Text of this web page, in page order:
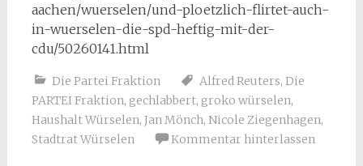
aachen/wuerselen/und-ploetzlich-flirtet-auch-
in-wuerselen-die-spd-heftig-mit-der-
cdu/50260141.html
Die Partei Fraktion Alfred Reuters, Die
PARTEI Fraktion, gechlabbert, groko würselen,
Haushalt Würselen, Jan Mönch, Nicole Ziegenhagen,
Stadtrat Würselen
Kommentar hinterlassen